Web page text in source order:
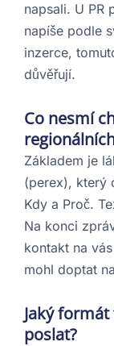
napsali. U PR
napíše podle
inzerce,
důvěřují.
Co nesmí
Základem je
(perex), který
Kdy a Proč.
Na konci
kontakt na
mohl doptat
Jaký
poslat?